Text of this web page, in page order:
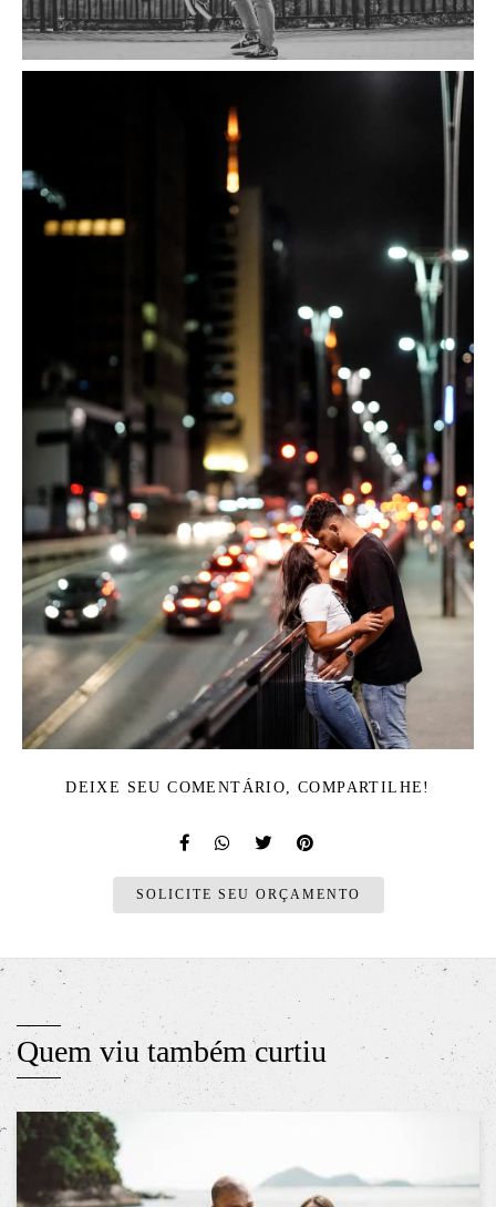
DEIXE SEU COMENTÁRIO, COMPARTILHE!
SOLICITE SEU ORÇAMENTO
Quem viu também curtiu